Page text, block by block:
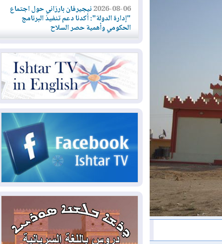
2026-08-06نيجيرفان بارزاني حول اجتماع
"إدارة الدولة": أكدنا دعم تنفيذ البرنامج
الحكومي وأهمية حصر السلاح
2026-08-06ائتلاف ادارة الدولة: من
يقومون بسلوك يهدد امن البلاد خارجون عن
القانون يجب محاربتهم
2026-08-06بعد هجومين قرب باب المندب..
الأحمر
2026-08-06مئات القاصرين بلا مأوى.. أزمة
سبتة تتصاعد وتضغط على مدريد
لمدة عام.. بدء توريد 100
مليون قدم مكعب يومياً من غاز كورمور في
إقليم كوردستان إلى وزارة الكهرباء العراقية
2026-08-05
15كارثة بيئية ومناخية ترسم
ملامح أخطر التحديات التي تواجه العراق
اليوم